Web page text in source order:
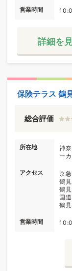
営業時間
詳細を
保険テラス 鶴
総合評価
所在地
神
ー
アクセス
京
鶴
鶴
国
鶴
営業時間